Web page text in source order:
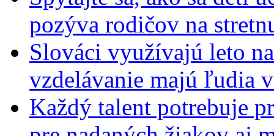
pozýva rodičov na
Slováci využívajú leto
vzdelávanie majú ľudia
Každý talent potrebuje